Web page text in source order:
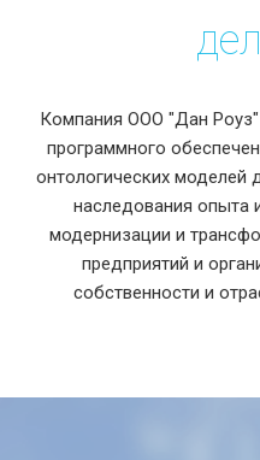
Компания ООО "Дан Роуз"
программного
онтологических моделей
наследования опыта
модернизации и
предприятий и
собственности и